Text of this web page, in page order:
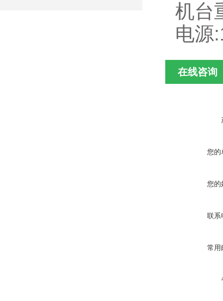
机台
电源
在线咨询
您的
您的
联系
常用